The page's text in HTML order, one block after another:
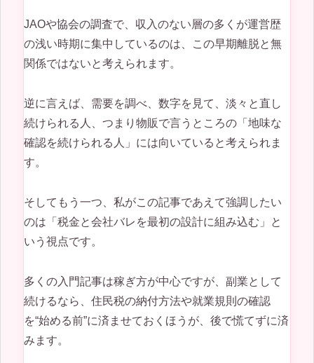
JAOや協会の調査で、収入のない層の多くが運営歴
の浅い時期に集中しているのは、この早期離脱と無
関係ではないと考えられます。
逆に言えば、需要を調べ、数字を見て、淡々と直し
続けられる人、つまり物販で言うところの「地味な
確認を続けられる人」には向いていると考えられま
す。
そしてもう一つ、私がこの記事であえて強調したい
のは「税金と会社バレを最初の設計に組み込む」と
いう視点です。
多くの入門記事は稼ぎ方が中心ですが、副業として
続けるなら、住民税の納付方法や就業規則の確認
を“始める前”に済ませておくほうが、後で慌てずに済
みます。